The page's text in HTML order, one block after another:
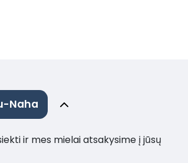
Naha
ir mes mielai atsakysime į jūsų